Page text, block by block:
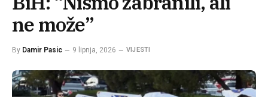
ne može”
By Damir Pasic 9 lipnja, 2026 VIJESTI